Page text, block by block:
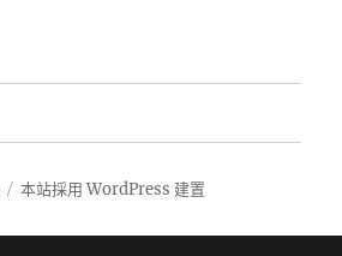
本站採用 WordPress 建置